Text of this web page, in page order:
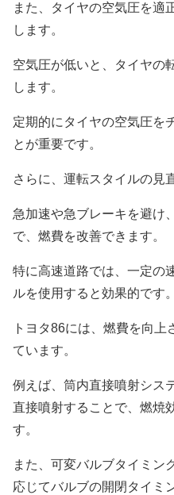
また、タイヤの空気圧を適
します。
空気圧が低いと、タイヤの
します。
定期的にタイヤの空気圧を
とが重要です。
さらに、運転スタイルの見
急加速や急ブレーキを避け
で、燃費を改善できます。
特に高速道路では、一定の
ルを使用すると効果的です。
トヨタ86には、燃費を向
ています。
例えば、筒内直接噴射シス
直接噴射することで、燃焼
す。
また、可変バルブタイミン
応じてバルブの開閉タイミ